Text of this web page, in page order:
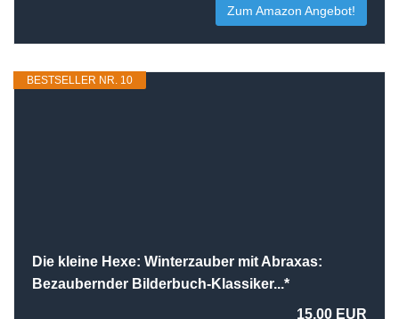
Zum Amazon Angebot!
BESTSELLER NR. 10
Die kleine Hexe: Winterzauber mit Abraxas:
Bezaubernder Bilderbuch-Klassiker...*
15,00 EUR